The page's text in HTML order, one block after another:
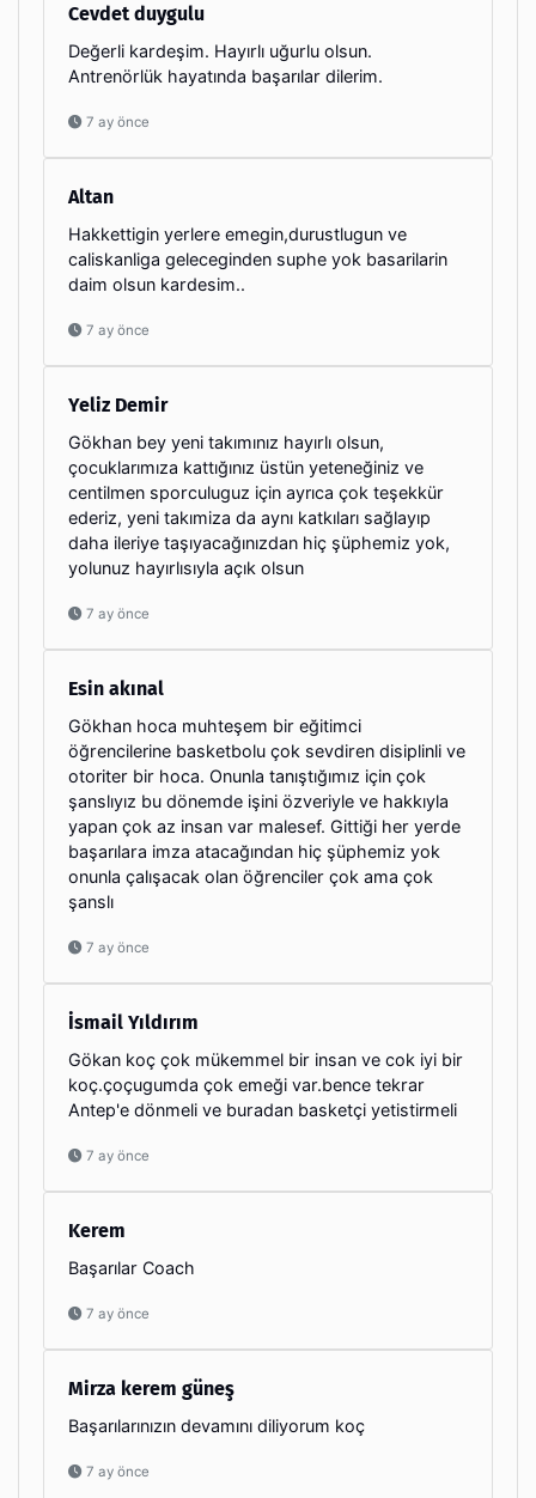
Cevdet duygulu
Değerli kardeşim. Hayırlı uğurlu olsun.
Antrenörlük hayatında başarılar dilerim.
7 ay önce
Altan
Hakkettigin yerlere emegin,durustlugun ve
caliskanliga geleceginden suphe yok basarilarin
daim olsun kardesim..
7 ay önce
Yeliz Demir
Gökhan bey yeni takımınız hayırlı olsun,
çocuklarımıza kattığınız üstün yeteneğiniz ve
centilmen sporculuguz için ayrıca çok teşekkür
ederiz, yeni takımiza da aynı katkıları sağlayıp
daha ileriye taşıyacağınızdan hiç şüphemiz yok,
yolunuz hayırlısıyla açık olsun
7 ay önce
Esin akınal
Gökhan hoca muhteşem bir eğitimci
öğrencilerine basketbolu çok sevdiren disiplinli ve
otoriter bir hoca. Onunla tanıştığımız için çok
şanslıyız bu dönemde işini özveriyle ve hakkıyla
yapan çok az insan var malesef. Gittiği her yerde
başarılara imza atacağından hiç şüphemiz yok
onunla çalışacak olan öğrenciler çok ama çok
şanslı
7 ay önce
İsmail Yıldırım
Gökan koç çok mükemmel bir insan ve cok iyi bir
koç.çoçugumda çok emeği var.bence tekrar
Antep'e dönmeli ve buradan basketçi yetistirmeli
7 ay önce
Kerem
Başarılar Coach
7 ay önce
Mirza kerem güneş
Başarılarınızın devamını diliyorum koç
7 ay önce